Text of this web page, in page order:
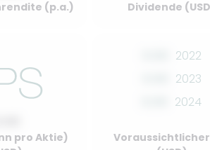
(p.a.)
Dividende
pro Aktie)
2022
2023
2024
Voraussichtlicher